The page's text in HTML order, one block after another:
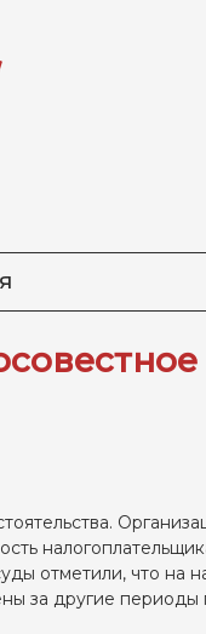
отметили, что на
другие периоды